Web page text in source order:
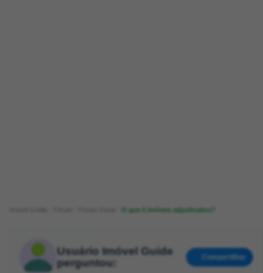
O que é imóveis adjudicados?
Usuário Imóvel Guide
perguntou:
Compartilhar